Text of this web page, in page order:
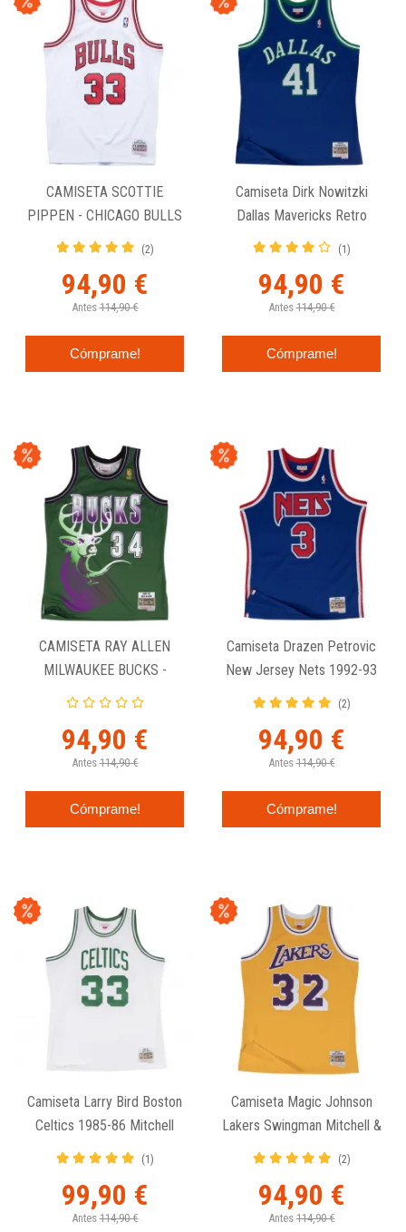
CAMISETA SCOTTIE
PIPPEN - CHICAGO BULLS
- SWINGMAN HOME
(2)
94,90 €
Antes 114,90 €
Cómprame!
Camiseta Dirk Nowitzki
Dallas Mavericks Retro
Swingman Mitchell And
(1)
94,90 €
Antes 114,90 €
Cómprame!
CAMISETA RAY ALLEN
MILWAUKEE BUCKS -
SWINGMAN VERDE
94,90 €
Antes 114,90 €
Cómprame!
Camiseta Drazen Petrovic
New Jersey Nets 1992-93
Swingman Mitchell And
(2)
94,90 €
Antes 114,90 €
Cómprame!
Camiseta Larry Bird Boston
Celtics 1985-86 Mitchell
And Ness Retro Swingman
(1)
99,90 €
Antes 114,90 €
Camiseta Magic Johnson
Lakers Swingman Mitchell &
Ness Amarilla 1984-85
(2)
94,90 €
Antes 114,90 €